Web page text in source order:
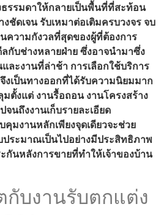
ธรรมดาให้กลายเป็นพื้นที่ที่สะท้อน
ชัดเจน รับเหมาต่อเติมครบวงจร จบ
ความกังวลที่สุดของผู้ที่ต้องการ
กับช่างหลายฝ่าย ซึ่งอาจนำมาซึ่ง
ละงานที่ล่าช้า การเลือกใช้บริการ
งเป็นทางออกที่ได้รับความนิยมมาก
ตั้งแต่ งานรื้อถอน งานโครงสร้าง
นถึงงานเก็บรายละเอียด
มงานหลักเพียงจุดเดียวจะช่วย
ประมาณเป็นไปอย่างมีประสิทธิภาพ
นหลังการขายที่ทำให้เจ้าของบ้าน
บงานรับตกแต่ง